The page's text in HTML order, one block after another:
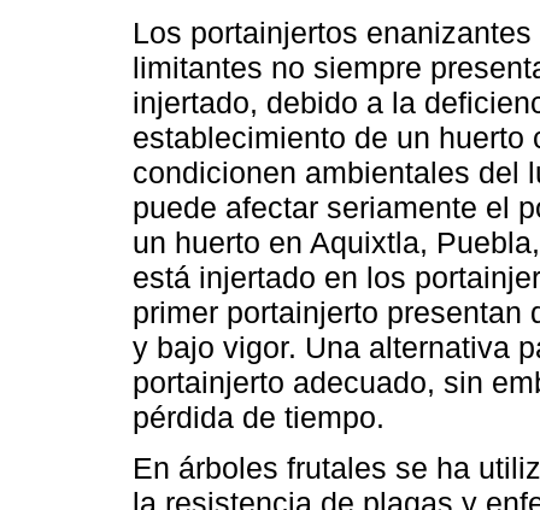
Los portainjertos
limitantes no siempre
injertado, debido a la
establecimiento de un
condicionen ambientales del
puede afectar seriamente el
un huerto en Aquixtla,
está injertado en los
primer portainjerto
y bajo vigor. Una alternativa
portainjerto adecuado, sin
pérdida de tiempo.
En árboles frutales se ha
la resistencia de plagas y